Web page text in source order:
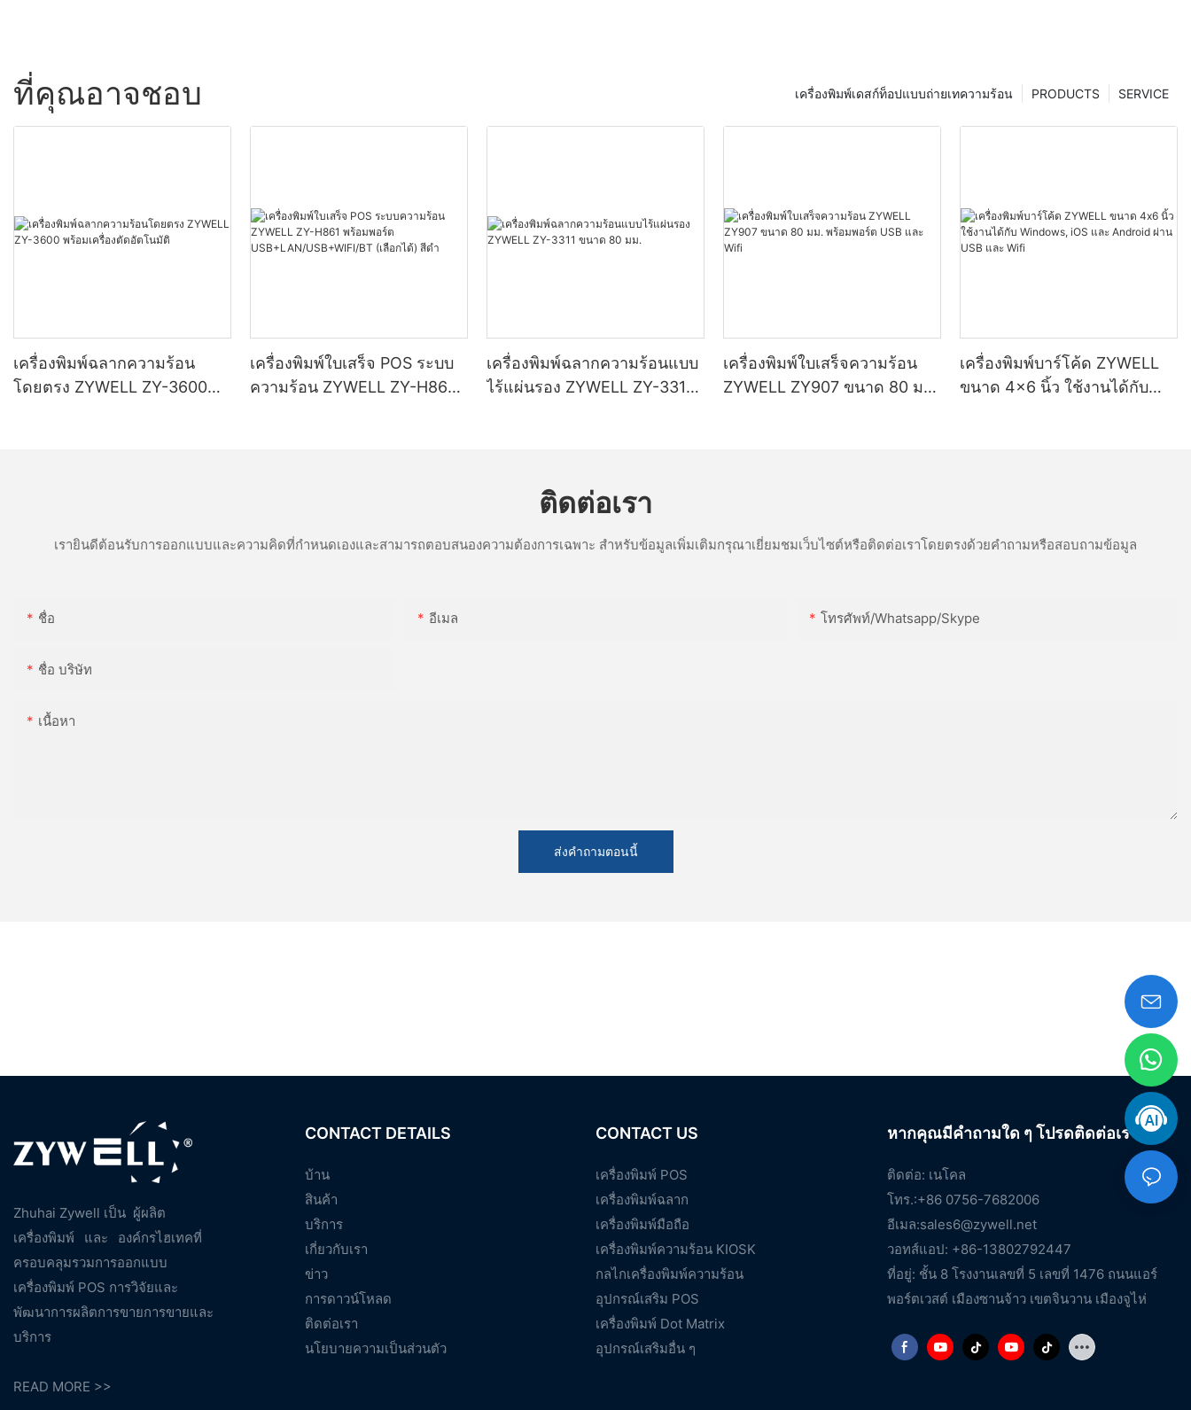
ที่คุณอาจชอบ SERVICE
PRODUCTS
เครื่องพิมพ์เดสก์ท็อปแบบถ่ายเทความร้อน
เครื่องพิมพ์ฉลากความร้อน
โดยตรง ZYWELL ZY-3600
เครื่องพิมพ์ใบเสร็จ POS ระบบ
ความร้อน ZYWELL ZY-H861
เครื่องพิมพ์ฉลากความร้อนแบบ
ไร้แผ่นรอง ZYWELL ZY-3311
เครื่องพิมพ์ใบเสร็จความร้อน
ZYWELL ZY907 ขนาด 80 มม.
เครื่องพิมพ์บาร์โค้ด ZYWELL
ขนาด 4x6 นิ้ว ใช้งานได้กับ
ติดต่อเรา
เรายินดีต้อนรับการออกแบบและความคิดที่กำหนดเองและสามารถตอบสนองความต้องการเฉพาะ สำหรับข้อมูลเพิ่มเติมกรุณาเยี่ยมชมเว็บไซต์หรือติดต่อเราโดยตรงด้วยคำถามหรือสอบถามข้อมูล
ชื่อ อีเมล โทรศัพท์/whatsapp/skype
ชื่อ บริษัท
เนื้อหา
ส่งคำถามตอนนี้
Zhuhai Zywell เป็น ผู้ผลิต
เครื่องพิมพ์
และ
องค์กรไฮเทคที่
ครอบคลุมรวมการออกแบบ
เครื่องพิมพ์ POS การวิจัยและ
พัฒนาการผลิตการขายการขายและ
บริการ
READ MORE >>
CONTACT DETAILS
บ้าน
สินค้า
บริการ
เกี่ยวกับเรา
ข่าว
การดาวน์โหลด
ติดต่อเรา
นโยบายความเป็นส่วนตัว
CONTACT US
เครื่องพิมพ์ POS
เครื่องพิมพ์ฉลาก
เครื่องพิมพ์มือถือ
เครื่องพิมพ์ความร้อน KIOSK
กลไกเครื่องพิมพ์ความร้อน
อุปกรณ์เสริม POS
เครื่องพิมพ์ Dot Matrix
อุปกรณ์เสริมอื่น ๆ
หากคุณมีคำถามใด ๆ โปรดติดต่อเรา
ติดต่อ: เนโคล
โทร.:+86 0756-7682006
อีเมล:sales6@zywell.net
วอทส์แอป: +86-13802792447
ที่อยู่: ชั้น 8 โรงงานเลขที่ 5 เลขที่ 1476 ถนนแอร์
พอร์ตเวสต์ เมืองซานจ้าว เขตจินวาน เมืองจูไห่